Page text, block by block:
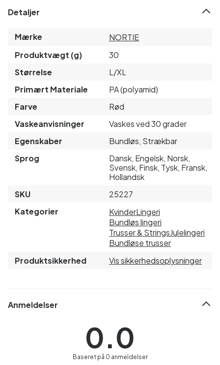
Detaljer
Mærke
NORTIE
Produktvægt (g)
30
Størrelse
L/XL
Primært Materiale
PA (polyamid)
Farve
Rød
Vaskeanvisninger
Vaskes ved 30 grader
Egenskaber
Bundløs, Strækbar
Sprog
Dansk, Engelsk, Norsk,
Svensk, Finsk, Tysk, Fransk,
Hollandsk
SKU
25227
Kategorier
KvinderLingeri
Bundløs lingeri
Trusser & StringsJulelingeri
Bundløse trusser
Produktsikkerhed
Vis sikkerhedsoplysninger
Anmeldelser
0.0
Baseret på 0 anmeldelser